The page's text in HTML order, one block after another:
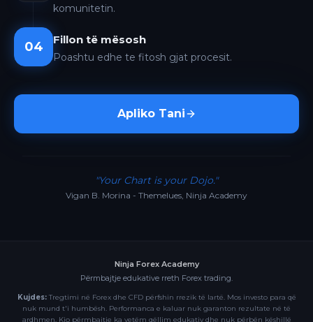
komunitetin.
04 Fillon të mësosh
Poashtu edhe te fitosh gjat procesit.
Apliko Tani
"Your Chart is your Dojo."
Vigan B. Morina - Themelues, Ninja Academy
Ninja Forex Academy
Përmbajtje edukative rreth Forex trading.
Kujdes:Tregtimi në Forex dhe CFD përfshin rrezik të lartë. Mos investo para që
nuk mund t'i humbësh. Performanca e kaluar nuk garanton rezultate në të
ardhmen. Kjo përmbajtje ka vetëm qëllim edukativ dhe nuk përbën këshillë